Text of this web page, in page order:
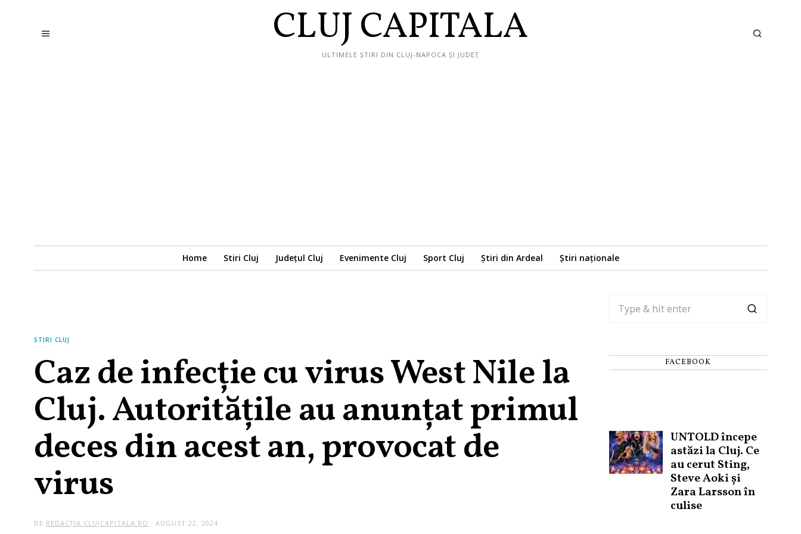
CLUJ CAPITALA
ULTIMELE ȘTIRI DIN CLUJ-NAPOCA ȘI JUDEȚ
Home Stiri Cluj Județul Cluj Evenimente Cluj Sport Cluj Știri din Ardeal Știri naționale
STIRI CLUJ
Caz de infecție cu virus West Nile la
Cluj. Autoritățile au anunțat primul
deces din acest an, provocat de
virus
DE REDACȚIA CLUJCAPITALA.RO AUGUST 22, 2024
FACEBOOK
UNTOLD începe
astăzi la Cluj. Ce
au cerut Sting,
Steve Aoki și
Zara Larsson în
culise